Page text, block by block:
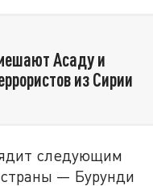
Асаду и
из Сирии
следующим
— Бурунди